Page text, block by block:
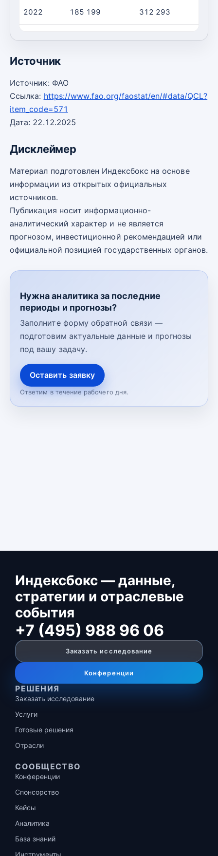
2022 185 199 312 293
Источник
Источник: ФАО
Ссылка: https://www.fao.org/faostat/en/#data/QCL?
item_code=571
Дата: 22.12.2025
Дисклеймер
Материал подготовлен Индексбокс на основе
информации из открытых официальных
источников.
Публикация носит информационно-
аналитический характер и не является
прогнозом, инвестиционной рекомендацией или
официальной позицией государственных органов.
Нужна аналитика за последние
периоды и прогнозы?
Заполните форму обратной связи —
подготовим актуальные данные и прогнозы
под вашу задачу.
Оставить заявку
Ответим в течение рабочего дня.
Индексбокс — данные,
стратегии и отраслевые
события
+7 (495) 988 96 06
Заказать исследование
Конференции
РЕШЕНИЯ
Заказать исследование
Услуги
Готовые решения
Отрасли
СООБЩЕСТВО
Конференции
Спонсорство
Кейсы
Аналитика
База знаний